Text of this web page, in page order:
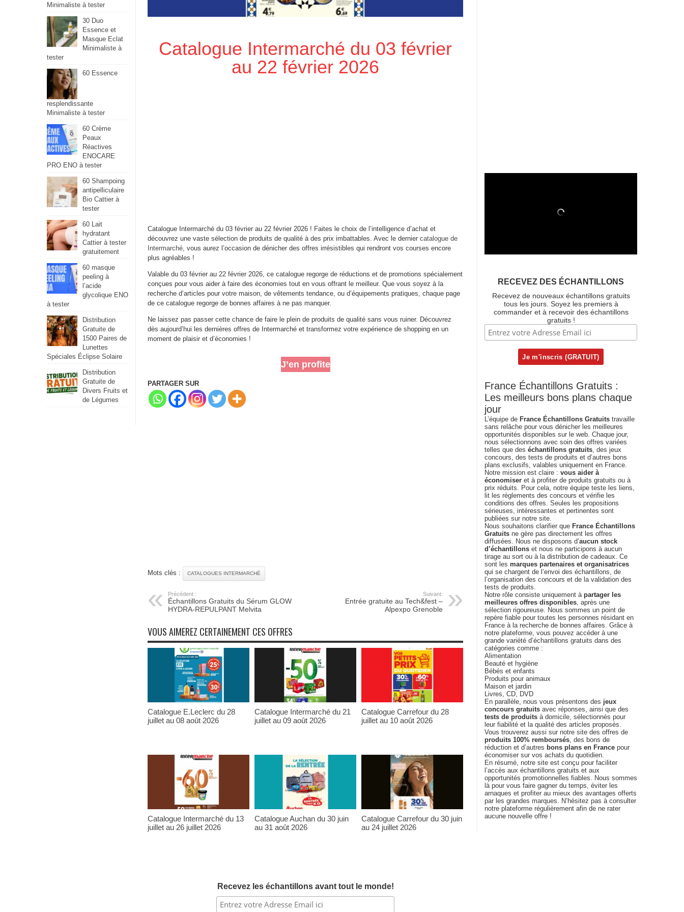
Catalogue Intermarché du 03 février
au 22 février 2026
Catalogue Intermarché du 03 février au 22 février 2026 ! Faites le choix de l’intelligence d’achat et
découvrez une vaste sélection de produits de qualité à des prix imbattables. Avec le dernier catalogue de
Intermarché, vous aurez l’occasion de dénicher des offres irrésistibles qui rendront vos courses encore
plus agréables !
Valable du 03 février au 22 février 2026, ce catalogue regorge de réductions et de promotions spécialement
conçues pour vous aider à faire des économies tout en vous offrant le meilleur. Que vous soyez à la
recherche d’articles pour votre maison, de vêtements tendance, ou d’équipements pratiques, chaque page
de ce catalogue regorge de bonnes affaires à ne pas manquer.
Ne laissez pas passer cette chance de faire le plein de produits de qualité sans vous ruiner. Découvrez
dès aujourd’hui les dernières offres de Intermarché et transformez votre expérience de shopping en un
moment de plaisir et d’économies !
J’en profite
PARTAGER SUR
Mots clés : CATALOGUES INTERMARCHÉ
Précédent :
Échantillons Gratuits du Sérum GLOW
HYDRA-REPULPANT Melvita
Suivant:
Entrée gratuite au Tech&fest –
Alpexpo Grenoble
VOUS AIMEREZ CERTAINEMENT CES OFFRES
Catalogue E.Leclerc du 28
juillet au 08 août 2026
Catalogue Intermarché du 21
juillet au 09 août 2026
Catalogue Carrefour du 28
juillet au 10 août 2026
Catalogue Intermarché du 13
juillet au 26 juillet 2026
Catalogue Auchan du 30 juin
au 31 août 2026
Catalogue Carrefour du 30 juin
au 24 juillet 2026
Recevez les échantillons avant tout le monde!
Minimaliste à tester
30 Duo
Essence et
Masque Eclat
Minimaliste à
tester
60 Essence
resplendissante
Minimaliste à tester
60 Crème
Peaux
Réactives
ENOCARE
PRO ENO à tester
60 Shampoing
antipelliculaire
Bio Cattier à
tester
60 Lait
hydratant
Cattier à tester
gratuitement
60 masque
peeling à
l’acide
glycolique ENO
à tester
Distribution
Gratuite de
1500 Paires de
Lunettes
Spéciales Éclipse Solaire
Distribution
Gratuite de
Divers Fruits et
de Légumes
RECEVEZ DES ÉCHANTILLONS
Recevez de nouveaux échantillons gratuits
tous les jours. Soyez les premiers à
commander et à recevoir des échantillons
gratuits !
France Échantillons Gratuits :
Les meilleurs bons plans chaque
jour
L’équipe de France Échantillons Gratuits travaille
sans relâche pour vous dénicher les meilleures
opportunités disponibles sur le web. Chaque jour,
nous sélectionnons avec soin des offres variées
telles que des échantillons gratuits, des jeux
concours, des tests de produits et d’autres bons
plans exclusifs, valables uniquement en France.
Notre mission est claire : vous aider à
économiser et à profiter de produits gratuits ou à
prix réduits. Pour cela, notre équipe teste les liens,
lit les règlements des concours et vérifie les
conditions des offres. Seules les propositions
sérieuses, intéressantes et pertinentes sont
publiées sur notre site.
Nous souhaitons clarifier que France Échantillons
Gratuits ne gère pas directement les offres
diffusées. Nous ne disposons d’aucun stock
d’échantillons et nous ne participons à aucun
tirage au sort ou à la distribution de cadeaux. Ce
sont les marques partenaires et organisatrices
qui se chargent de l’envoi des échantillons, de
l’organisation des concours et de la validation des
tests de produits.
Notre rôle consiste uniquement à partager les
meilleures offres disponibles, après une
sélection rigoureuse. Nous sommes un point de
repère fiable pour toutes les personnes résidant en
France à la recherche de bonnes affaires. Grâce à
notre plateforme, vous pouvez accéder à une
grande variété d’échantillons gratuits dans des
catégories comme :
Alimentation
Beauté et hygiène
Bébés et enfants
Produits pour animaux
Maison et jardin
Livres, CD, DVD
En parallèle, nous vous présentons des jeux
concours gratuits avec réponses, ainsi que des
tests de produits à domicile, sélectionnés pour
leur fiabilité et la qualité des articles proposés.
Vous trouverez aussi sur notre site des offres de
produits 100% remboursés, des bons de
réduction et d’autres bons plans en France pour
économiser sur vos achats du quotidien.
En résumé, notre site est conçu pour faciliter
l’accès aux échantillons gratuits et aux
opportunités promotionnelles fiables. Nous sommes
là pour vous faire gagner du temps, éviter les
arnaques et profiter au mieux des avantages offerts
par les grandes marques. N’hésitez pas à consulter
notre plateforme régulièrement afin de ne rater
aucune nouvelle offre !